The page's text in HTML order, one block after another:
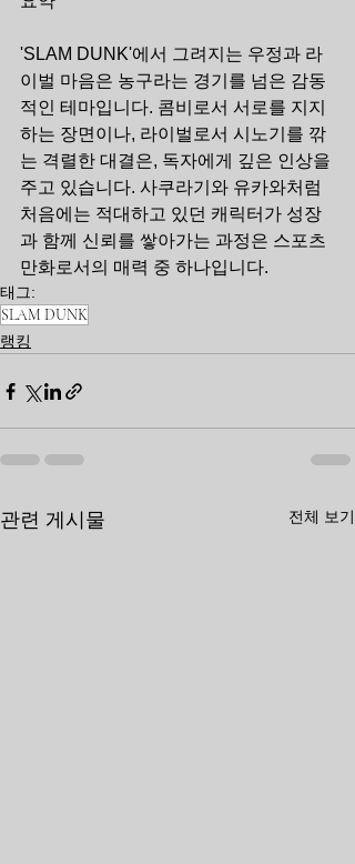
'SLAM DUNK'에서 그려지는 우정과 라
이벌 마음은 농구라는 경기를 넘은 감동
적인 테마입니다. 콤비로서 서로를 지지
하는 장면이나, 라이벌로서 시노기를 깎
는 격렬한 대결은, 독자에게 깊은 인상을
주고 있습니다. 사쿠라기와 유카와처럼
처음에는 적대하고 있던 캐릭터가 성장
과 함께 신뢰를 쌓아가는 과정은 스포츠
만화로서의 매력 중 하나입니다.
태그:
SLAM DUNK
랭킹
관련 게시물 전체 보기